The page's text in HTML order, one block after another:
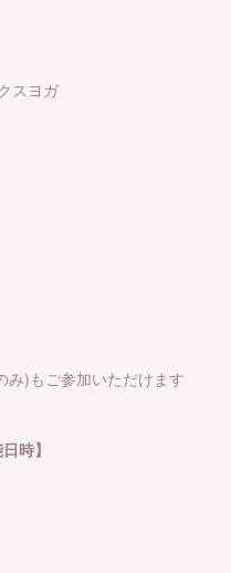
スヨガ
)もご参加いただけます
時】